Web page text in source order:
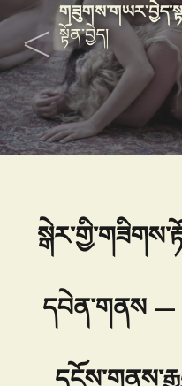
སྟོན་བྱེད།
རྒྱ་སྐྱེད་
Forbidden Yoga
དབེན་གནས —